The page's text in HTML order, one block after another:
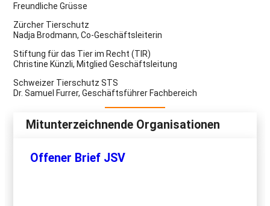
Freundliche Grüsse
Zürcher Tierschutz
Nadja Brodmann, Co-Geschäftsleiterin
Stiftung für das Tier im Recht (TIR)
Christine Künzli, Mitglied Geschäftsleitung
Schweizer Tierschutz STS
Dr. Samuel Furrer, Geschäftsführer Fachbereich
Mitunterzeichnende Organisationen
Offener Brief JSV